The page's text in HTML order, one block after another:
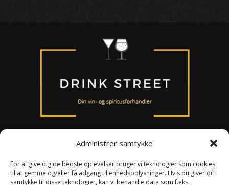
Administrer samtykke
For at give dig de bedste oplevelser bruger vi teknologier som cookies
til at gemme og/eller få adgang til enhedsoplysninger. Hvis du giver dit
samtykke til disse teknologier, kan vi behandle data som f.eks.
Om os